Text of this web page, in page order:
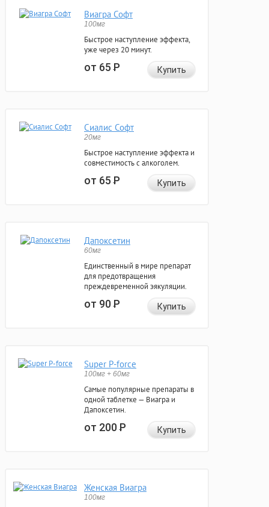
Виагра Софт
100мг
Быстрое наступление эффекта,
уже через 20 минут.
от 65Р Купить
Сиалис Софт
20мг
Быстрое наступление эффекта и
совместимость с алкоголем.
от 65Р Купить
Дапоксетин
60мг
Единственный в мире препарат
для предотвращения
преждевременной эякуляции.
от 90Р Купить
Super P-force
100мг + 60мг
Самые популярные препараты в
одной таблетке — Виагра и
Дапоксетин.
от 200Р Купить
Женская Виагра
100мг